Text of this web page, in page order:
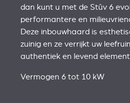
dan kunt u met de Stûv 6
performantere en
Deze inbouwhaard is
zuinig en ze verrijkt uw
authentiek en levend
Vermogen 6 tot 10 kW